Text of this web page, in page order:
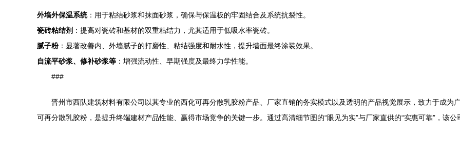
外墙外保温系统：用于粘结砂浆和抹面砂浆，确保与保温板的牢固结合及系统抗裂性。
瓷砖粘结剂 ：提高对瓷砖和基材的双重粘结力，尤其适用于低吸水率瓷砖。
腻子粉：显著改善内、外墙腻子的打磨性、粘结强度和耐水性，提升墙面最终涂装效果。
自流平砂浆、修补砂浆等 ：增强流动性、早期强度及最终力学性能。
###
晋州市西队建筑材料有限公司以其专业的西化可再分散乳胶粉产品、厂家直销的务实模式以及透明的产品视觉展示，致力于成为
可再分散乳胶粉，是提升终端建材产品性能、赢得市场竞争的关键一步。通过高清细节图的“眼见为实”与厂家直供的“实惠可靠”，该